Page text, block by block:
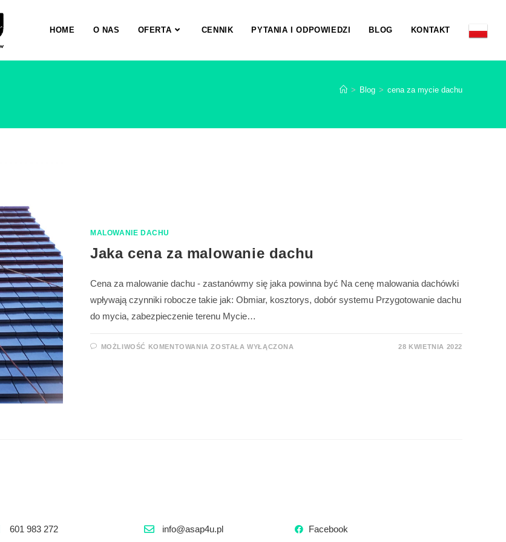
HOME O NAS OFERTA CENNIK PYTANIA I ODPOWIEDZI BLOG KONTAKT
> Blog > cena za mycie dachu
MALOWANIE DACHU
Jaka cena za malowanie dachu
Cena za malowanie dachu - zastanówmy się jaka powinna być Na cenę malowania dachówki
wpływają czynniki robocze takie jak: Obmiar, kosztorys, dobór systemu Przygotowanie dachu
do mycia, zabezpieczenie terenu Mycie…
MOŻLIWOŚĆ KOMENTOWANIAZOSTAŁA WYŁĄCZONA 28 KWIETNIA 2022
601 983 272 info@asap4u.pl Facebook